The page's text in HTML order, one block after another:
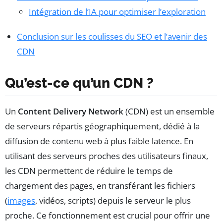
Intégration de l’IA pour optimiser l’exploration
Conclusion sur les coulisses du SEO et l’avenir des
CDN
Qu’est-ce qu’un CDN ?
Un Content Delivery Network(CDN) est un ensemble
de serveurs répartis géographiquement, dédié à la
diffusion de contenu web à plus faible latence. En
utilisant des serveurs proches des utilisateurs finaux,
les CDN permettent de réduire le temps de
chargement des pages, en transférant les fichiers
(images, vidéos, scripts) depuis le serveur le plus
proche. Ce fonctionnement est crucial pour offrir une